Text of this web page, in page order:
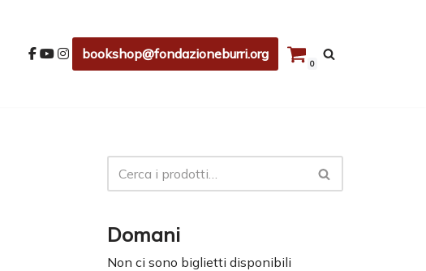
bookshop@fondazioneburri.org
0
Domani
Non ci sono biglietti disponibili